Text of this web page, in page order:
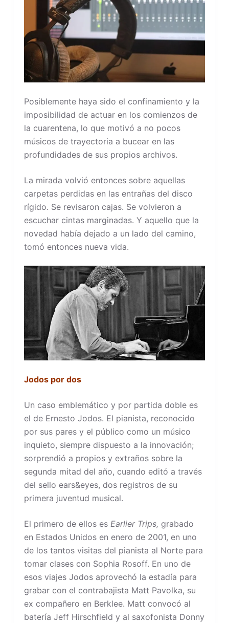
Posiblemente haya sido el confinamiento y la
imposibilidad de actuar en los comienzos de
la cuarentena, lo que motivó a no pocos
músicos de trayectoria a bucear en las
profundidades de sus propios archivos.
La mirada volvió entonces sobre aquellas
carpetas perdidas en las entrañas del disco
rígido. Se revisaron cajas. Se volvieron a
escuchar cintas marginadas. Y aquello que la
novedad había dejado a un lado del camino,
tomó entonces nueva vida.
Jodos por dos
Un caso emblemático y por partida doble es
el de Ernesto Jodos. El pianista, reconocido
por sus pares y el público como un músico
inquieto, siempre dispuesto a la innovación;
sorprendió a propios y extraños sobre la
segunda mitad del año, cuando editó a través
del sello ears&eyes, dos registros de su
primera juventud musical.
El primero de ellos es Earlier Trips, grabado
en Estados Unidos en enero de 2001, en uno
de los tantos visitas del pianista al Norte para
tomar clases con Sophia Rosoff. En uno de
esos viajes Jodos aprovechó la estadía para
grabar con el contrabajista Matt Pavolka, su
ex compañero en Berklee. Matt convocó al
batería Jeff Hirschfield y al saxofonista Donny